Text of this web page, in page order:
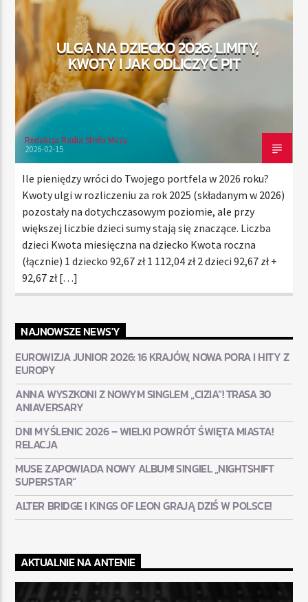
TERAZ
RADIO STREFA MUZY
00:00 10:00
Radio Strefa Muzy
ULGA NA DZIECKO 2026: LIMITY,
KWOTY I JAK ODLICZYĆ PIT
Redakcja Radia Strefa Muzy
2026-02-15
Ile pieniędzy wróci do Twojego portfela w 2026 roku?
Kwoty ulgi w rozliczeniu za rok 2025 (składanym w 2026)
pozostały na dotychczasowym poziomie, ale przy
większej liczbie dzieci sumy stają się znaczące. Liczba
dzieci Kwota miesięczna na dziecko Kwota roczna
(łącznie) 1 dziecko 92,67 zł 1 112,04 zł 2 dzieci 92,67 zł +
92,67 zł […]
NAJNOWSZE NEWS'Y
EUROWIZJA JUNIOR 2026: 16 KRAJÓW, NOWA PORA I HITY Z
EUROPY
ANNA WYSZKONI Z NOWYM SINGLEM „CIZIA”! TRASA 30
ANIAVERSARY
DNI MYŚLENIC 2026 – WIELKI POWRÓT ŚWIĘTA MIASTA!
RELACJA
MUSE ZAPOWIADA NOWY ALBUM! SINGIEL „NIGHTSHIFT
SUPERSTAR”
ALTER BRIDGE I KINGS OF LEON GRAJĄ DZIŚ W POLSCE!
AKTUALNIE NA ANTENIE